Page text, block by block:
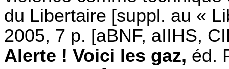
du Libertaire [suppl. au «
2005, 7 p. [aBNF, aIIHS,
Alerte ! Voici les gaz, éd.